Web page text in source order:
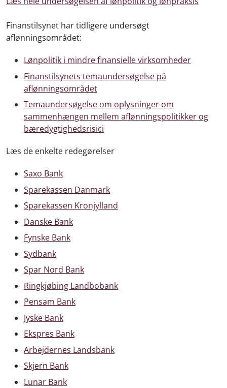
Finanstilsynet har tidligere undersøgt
aflønningsområdet:
Lønpolitik i mindre finansielle virksomheder
Finanstilsynets temaundersøgelse på
aflønningsområdet
Temaundersøgelse om oplysninger om
sammenhængen mellem aflønningspolitikker og
bæredygtighedsrisici
Læs de enkelte redegørelser
Saxo Bank
Sparekassen Danmark
Sparekassen Kronjylland
Danske Bank
Fynske Bank
Sydbank
Spar Nord Bank
Ringkjøbing Landbobank
Pensam Bank
Jyske Bank
Ekspres Bank
Arbejdernes Landsbank
Skjern Bank
Lunar Bank